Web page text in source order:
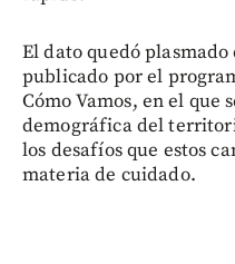
El dato quedó
publicado por el
Cómo Vamos, en el
demográfica del
los desafíos que estos
materia de cuidado.